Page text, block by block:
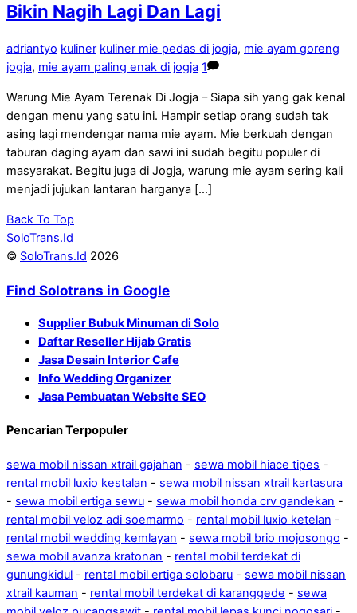
Bikin Nagih Lagi Dan Lagi
adriantyo kuliner kuliner mie pedas di jogja, mie ayam goreng
jogja, mie ayam paling enak di jogja 1
Warung Mie Ayam Terenak Di Jogja – Siapa sih yang gak kenal
dengan menu yang satu ini. Hampir setiap orang sudah tak
asing lagi mendengar nama mie ayam. Mie berkuah dengan
taburan daging ayam dan sawi ini sudah begitu populer di
masyarakat. Begitu juga di Jogja, warung mie ayam sering kali
menjadi jujukan lantaran harganya […]
Back To Top
SoloTrans.Id
© SoloTrans.Id 2026
Find Solotrans in Google
Supplier Bubuk Minuman di Solo
Daftar Reseller Hijab Gratis
Jasa Desain Interior Cafe
Info Wedding Organizer
Jasa Pembuatan Website SEO
Pencarian Terpopuler
sewa mobil nissan xtrail gajahan - sewa mobil hiace tipes -
rental mobil luxio kestalan - sewa mobil nissan xtrail kartasura
- sewa mobil ertiga sewu - sewa mobil honda crv gandekan -
rental mobil veloz adi soemarmo - rental mobil luxio ketelan -
rental mobil wedding kemlayan - sewa mobil brio mojosongo -
sewa mobil avanza kratonan - rental mobil terdekat di
gunungkidul - rental mobil ertiga solobaru - sewa mobil nissan
xtrail kauman - rental mobil terdekat di karanggede - sewa